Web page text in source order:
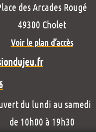
des Arcades Rougé
49300 Cholet
Voir le plan d’accès
du lundi au samedi
de 10h00 à 19h30